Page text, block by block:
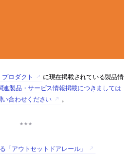
ロダクト
に現在掲載されている製品情
連製品・サービス情報掲載につきましては
合わせください
。
「アウトセットドアレール」